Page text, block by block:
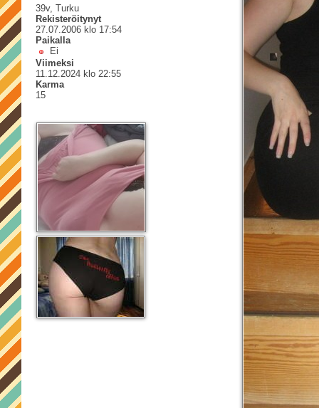
39v, Turku
Rekisteröitynyt
27.07.2006 klo 17:54
Paikalla
Ei
Viimeksi
11.12.2024 klo 22:55
Karma
15